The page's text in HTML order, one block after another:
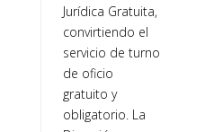
Jurídica Gratuita,
convirtiendo el
servicio de turno
de oficio
gratuito y
obligatorio. La